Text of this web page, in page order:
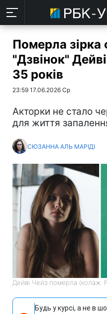
Померла зірка
"Дзвінок"
35 років
23:59 17.06.2026 Ср
Акторки не стало
для життя
СЮЗАННА АЛЬ МАРІДІ
Дейві Чейз померла (колаж:
Будь у курсі, а не в